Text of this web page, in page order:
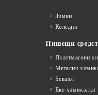
Зимни
Коледни
Пишещи
Пластмасови
Метални
Senator
Еко химикалки